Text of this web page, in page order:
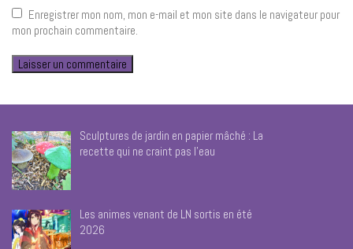
Enregistrer mon nom, mon e-mail et mon site dans le navigateur pour
mon prochain commentaire.
Sculptures de jardin en papier mâché : La
recette qui ne craint pas l’eau
Les animes venant de LN sortis en été
2026